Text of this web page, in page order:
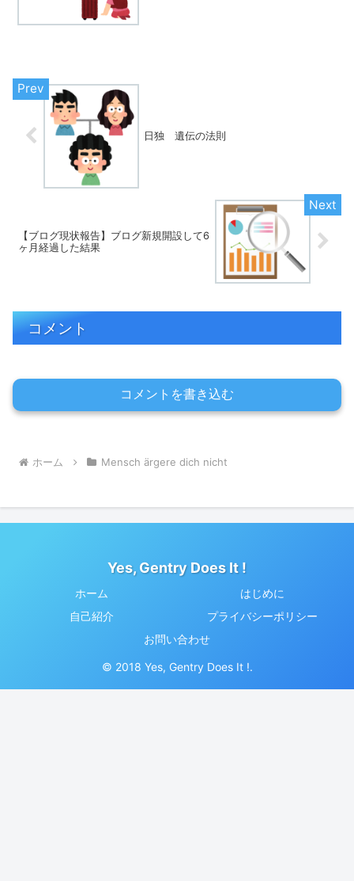
日独 遺伝の法則
【ブログ現状報告】ブログ新規開設して6
ヶ月経過した結果
コメント
コメントを書き込む
ホーム Mensch ärgere dich nicht
Yes, Gentry Does It !
ホーム
はじめに
自己紹介
プライバシーポリシー
お問い合わせ
© 2018 Yes, Gentry Does It !.